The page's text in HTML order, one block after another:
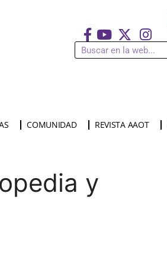
COMUNIDAD REVISTA AAOT
y